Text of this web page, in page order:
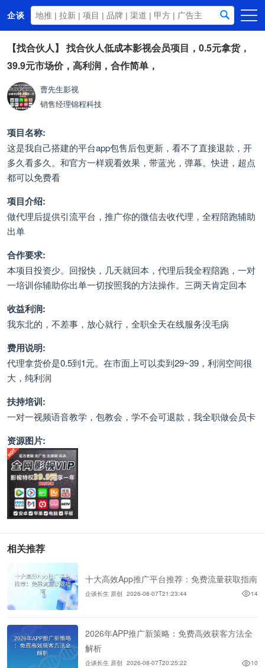
企谈
首页
商务资源
资讯动态
关于我们
【找合伙人】 找合伙人低成本影视会员项目，0.5元拿货，
39.9元市场价，高利润，合作简单，
曹先生影视
销售经理锦程科技
项目名称:
这是我自己搭建的平台app包售后包更新，看不了直接退款，开
多久看多久。和官方一样观看效果，带蓝光，弹幕。快进，超点
都可以免费看
项目介绍:
做代理后提供引流平台，推广你的微信去收代理，全程陪跑辅助
出单
合作要求:
本项目投资少。回报快，几天就回本，代理后我全程陪跑，一对
一培训你辅助你出单一切按照我的方法操作。三两天肯定回本
收益利润:
我东北的，不差事，放心就行，全职全天在线服务没毛病
费用说明:
代理拿货价是0.5到1元。在市面上可以卖到29~39，利润空间很
大，纯利润
扶持培训:
一对一视频语音教学，包教会，学不会可退款，我全职做会员卡
资源图片:
相关推荐
十大高效App推广平台推荐：免费流量获取指南
企谈长生 原创 2026-08-07T21:23:44 14
2026年APP推广新策略：免费高效获客方法全
解析
企谈长生 原创 2026-08-07T20:25:22 10